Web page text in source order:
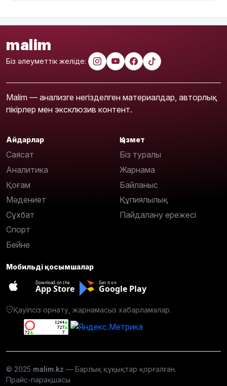
malim
Біз әлеуметтік желіде:
Malim — анализге негізделген материалдар, авторлық
пікірлер мен эксклюзив контент.
Айдарлар
Саясат
Аналитика
Қоғам
Мәдениет
Сұхбат
Спорт
Бейне
Қызмет
Біз туралы
Жарнама
Байланыс
Құпиялылық
Пайдалану ережесі
Мобильді қосымшалар
Download on the
App Store
Get it on
Google Play
Қауіпсіз орнату, жарнамасыз хабарламалар.
© 2025 malim.kz — Барлық құқықтар қорғалған.
Прайс-парақшасы